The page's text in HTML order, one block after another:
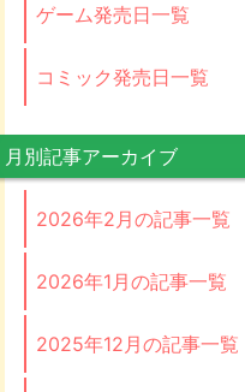
ゲーム発売日一覧
コミック発売日一覧
月別記事アーカイブ
2026年2月の記事一覧
2026年1月の記事一覧
2025年12月の記事一覧